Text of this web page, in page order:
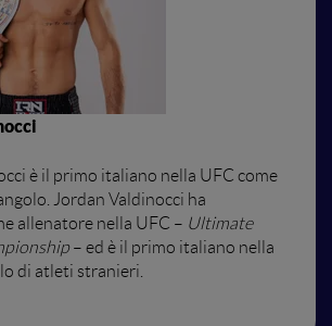
è il primo italiano nella UFC come
Jordan Valdinocci ha
allenatore nella UFC – Ultimate
– ed è il primo italiano nella
di atleti stranieri.